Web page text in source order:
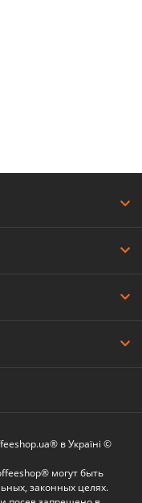
в Україні ©
могут быть
законных целях.